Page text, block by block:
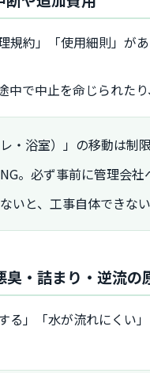
規約」「使用細則」が
中で中止を命じられた
・浴室）」の移動は制
。必ず事前に管理会社
いと、工事自体できな
・詰まり・逆流の
る」「水が流れにくい